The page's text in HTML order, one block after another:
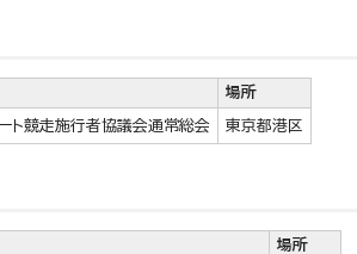
場所
ト競走施行者協議会通常総会 東京都港区
場所